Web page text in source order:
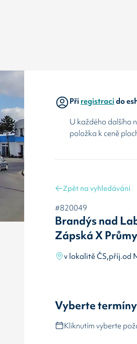
Přiregistracido
U každého dalšího
položka k ceně
Zpět na vyhledávání
#820049
Brandýs nad
Zápská X
v lokalitě ČS,příj.od
Vyberte
Kliknutím vyberte